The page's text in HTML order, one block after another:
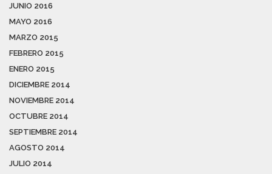
JUNIO 2016
MAYO 2016
MARZO 2015
FEBRERO 2015
ENERO 2015
DICIEMBRE 2014
NOVIEMBRE 2014
OCTUBRE 2014
SEPTIEMBRE 2014
AGOSTO 2014
JULIO 2014